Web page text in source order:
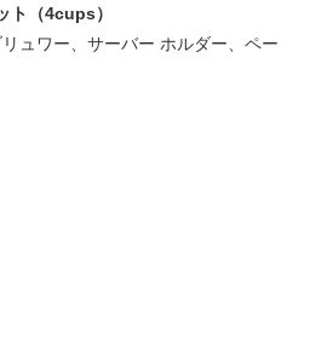
ト（4cups）
ュワー、サーバー ホルダー、ペー